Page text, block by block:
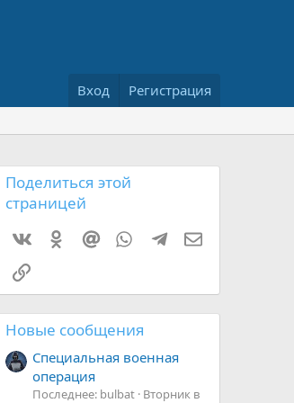
Вход Регистрация
Поделиться этой
страницей
VkontakteOdnoklassniki
Mail.ru WhatsAppTelegramЭлектронная
Ссылка
Новые сообщения
Специальная военная
операция
Последнее: bulbat Вторник в